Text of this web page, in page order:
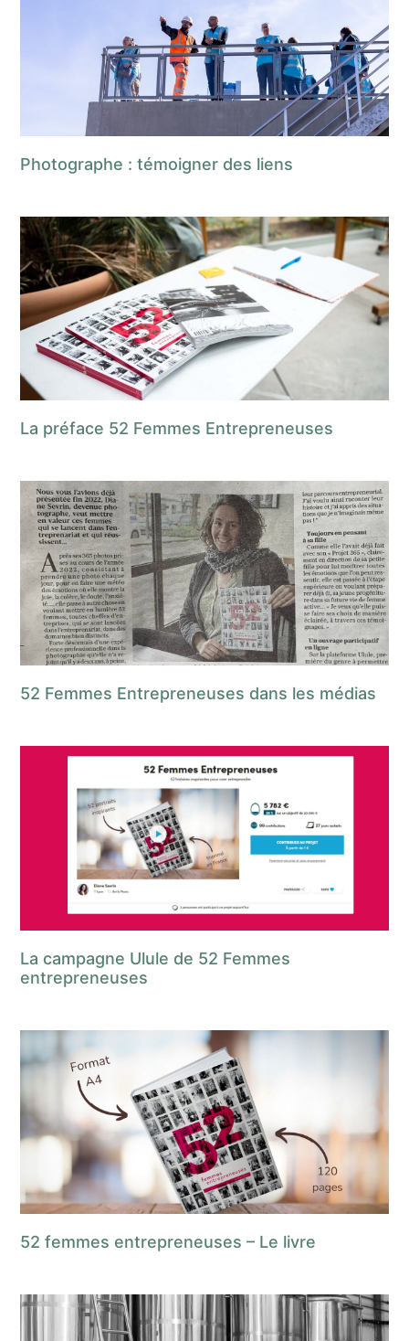
Photographe : témoigner des liens
La préface 52 Femmes Entrepreneuses
52 Femmes Entrepreneuses dans les médias
La campagne Ulule de 52 Femmes
entrepreneuses
52 femmes entrepreneuses – Le livre